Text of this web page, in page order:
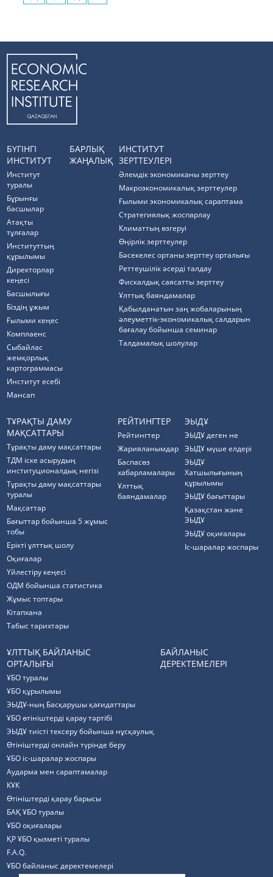
БҮГІНГІ
ИНСТИТУТ
Институт
туралы
Бұрынғы
басшылар
Атақты
тұлғалар
Институттың
құрылымы
Директорлар
кеңесі
Басшылығы
Біздің ұжым
Ғылыми кеңес
Комплаенс
Cыбайлас
жемқорлық
картограммасы
Институт есебі
Мансап
БАРЛЫҚ
ЖАҢАЛЫҚ
ИНСТИТУТ
ЗЕРТТЕУЛЕРІ
Әлемдік экономиканы зерттеу
Макроэкономикалық зерттеулер
Ғылыми экономикалық сараптама
Стратегиялық жоспарлау
Климаттың өзгеруі
Өңірлік зерттеулер
Бәсекелес ортаны зерттеу орталығы
Реттеушілік әсерді талдау
Фискалдық саясатты зерттеу
Ұлттық баяндамалар
Қабылданатын заң жобаларының
әлеуметтік-экономикалық салдарын
бағалау бойынша семинар
Талдамалық шолулар
ТҰРАҚТЫ ДАМУ
МАҚСАТТАРЫ
Тұрақты даму мақсаттары
ТДМ іске асырудың
институционалдық негізі
Тұрақты даму мақсаттары
туралы
Мақсаттар
Бағыттар бойынша 5 жұмыс
тобы
Ерікті ұлттық шолу
Оқиғалар
Үйлестіру кеңесі
ОДМ бойынша статистика
Жұмыс топтары
Кітапхана
Табыс тарихтары
РЕЙТИНГТЕР
Рейтингтер
Жарияланымдар
Баспасөз
хабарламалары
Ұлттық
баяндамалар
ЭЫДҰ
ЭЫДҰ деген не
ЭЫДҰ мүше елдері
ЭЫДҰ
Хатшылығының
құрылымы
ЭЫДҰ бағыттары
Қазақстан және
ЭЫДҰ
ЭЫДҰ оқиғалары
Іс-шаралар жоспары
ҰЛТТЫҚ БАЙЛАНЫС
ОРТАЛЫҒЫ
ҰБО туралы
ҰБО құрылымы
ЭЫДҰ-ның Басқарушы қағидаттары
ҰБО өтініштерді қарау тәртібі
ЭЫДҰ тиісті тексеру бойынша нұсқаулық
Өтініштерді онлайн түрінде беру
ҰБО іс-шаралар жоспары
Аударма мен сараптамалар
КҰК
Өтініштерді қарау барысы
БАҚ ҰБО туралы
ҰБО оқиғалары
ҚР ҰБО қызметі туралы
F.A.Q.
ҰБО байланыс деректемелерi
БАЙЛАНЫС
ДЕРЕКТЕМЕЛЕРІ